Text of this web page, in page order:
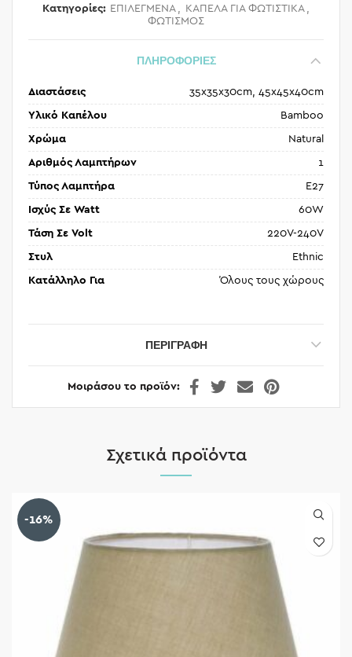
Κατηγορίες: ΕΠΙΛΕΓΜΕΝΑ , ΚΑΠΕΛΑ ΓΙΑ ΦΩΤΙΣΤΙΚΑ ,
ΦΩΤΙΣΜΟΣ
ΠΛΗΡΟΦΟΡΙΕΣ
Διαστάσεις 35x35x30cm, 45x45x40cm
Υλικό Καπέλου Bamboo
Χρώμα Natural
Αριθμός Λαμπτήρων 1
Τύπος Λαμπτήρα E27
Ισχύς Σε Watt 60W
Τάση Σε Volt 220V-240V
Στυλ Ethnic
Κατάλληλο Για Όλους τους χώρους
ΠΕΡΙΓΡΑΦΉ
Μοιράσου το προϊόν
Σχετικά προϊόντα
-16%